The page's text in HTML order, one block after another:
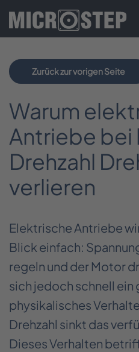
Zurück zur vorigen Seite
Warum
Antriebe bei
Drehzahl
verlieren
Elektrische Antriebe
Blick einfach:
regeln und der Motor
sich jedoch schnell
physikalisches
Drehzahl sinkt das
Dieses Verhalten